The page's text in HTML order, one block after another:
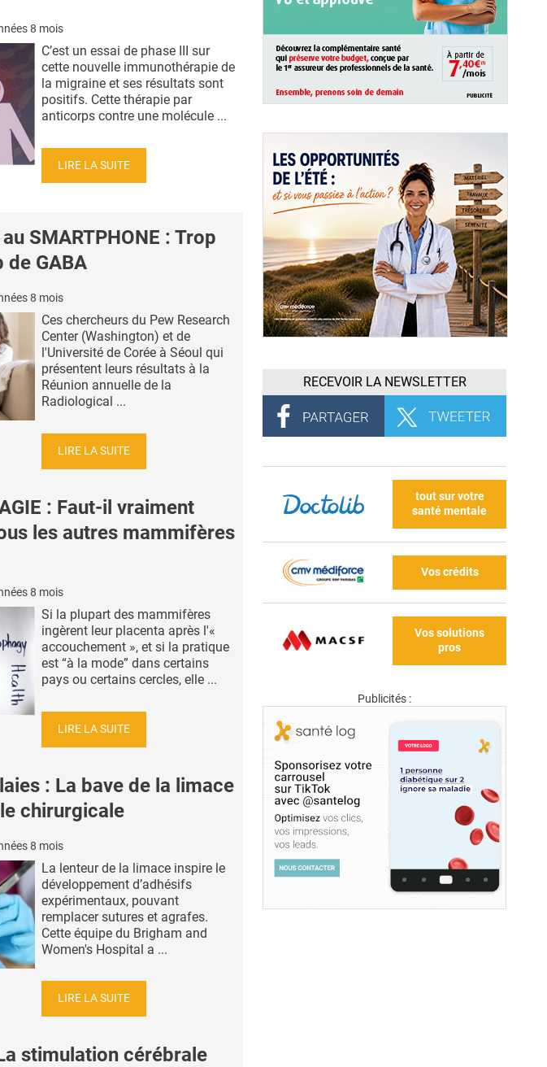
8 mois
C’est un essai de phase III sur
cette nouvelle immunothérapie de
la migraine et ses résultats sont
positifs. Cette thérapie par
anticorps contre une molécule ...
LIRE LA SUITE
SMARTPHONE : Trop
de GABA
8 mois
Ces chercheurs du Pew Research
Center (Washington) et de
l'Université de Corée à Séoul qui
présentent leurs résultats à la
Réunion annuelle de la
Radiological ...
LIRE LA SUITE
: Faut-il vraiment
les autres mammifères
8 mois
Si la plupart des mammifères
ingèrent leur placenta après l'«
accouchement », et si la pratique
est “à la mode” dans certains
pays ou certains cercles, elle ...
LIRE LA SUITE
: La bave de la limace
chirurgicale
8 mois
La lenteur de la limace inspire le
développement d’adhésifs
expérimentaux, pouvant
remplacer sutures et agrafes.
Cette équipe du Brigham and
Women's Hospital a ...
LIRE LA SUITE
stimulation cérébrale
RECEVOIR LA NEWSLETTER
tout sur votre
santé mentale
Vos crédits
Vos solutions
pros
Publicités :